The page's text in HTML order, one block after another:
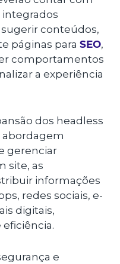
integrados
conteúdos,
páginas para SEO,
comportamentos
a experiência
dos headless
abordagem
gerenciar
site, as
informações
redes sociais, e-
digitais,
e